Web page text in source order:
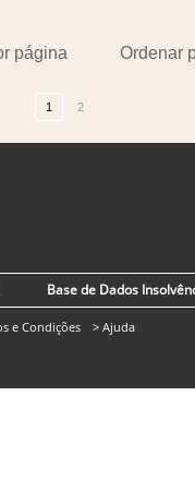
Ordenar
página
1 2
Base de Dados
e Condições > Ajuda